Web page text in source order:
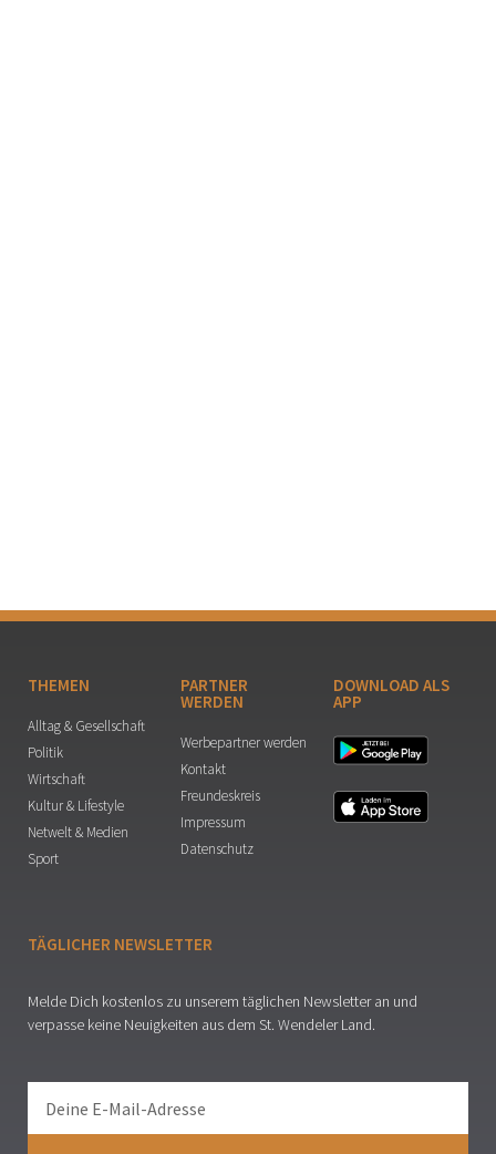
THEMEN
Alltag & Gesellschaft
Politik
Wirtschaft
Kultur & Lifestyle
Netwelt & Medien
Sport
PARTNER
WERDEN
Werbepartner werden
Kontakt
Freundeskreis
Impressum
Datenschutz
DOWNLOAD ALS
APP
TÄGLICHER NEWSLETTER
Melde Dich kostenlos zu unserem täglichen Newsletter an und
verpasse keine Neuigkeiten aus dem St. Wendeler Land.